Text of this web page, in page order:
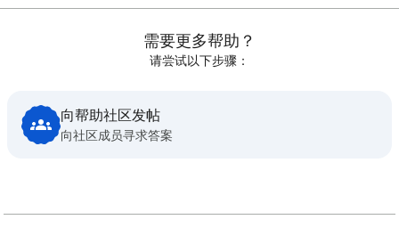
需要更多帮助？
请尝试以下步骤：
向帮助社区发帖
向社区成员寻求答案